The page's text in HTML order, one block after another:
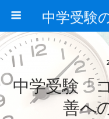
中学受験「
善へ